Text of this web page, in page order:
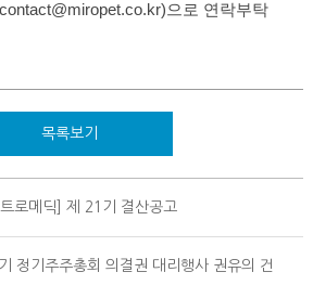
으로 연락부탁
목록보기
트로메딕] 제 21기 결산공고
정기주주총회 의결권 대리행사 권유의 건